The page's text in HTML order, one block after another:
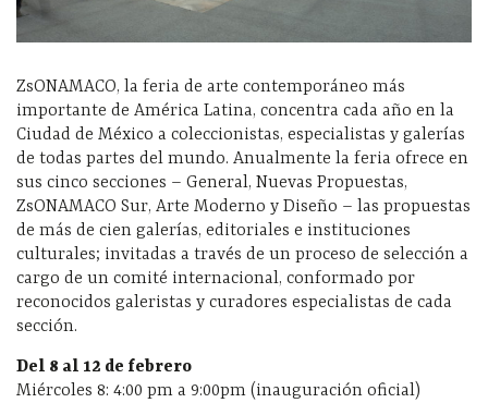
ZsONAMACO, la feria de arte contemporáneo más
importante de América Latina, concentra cada año en la
Ciudad de México a coleccionistas, especialistas y galerías
de todas partes del mundo. Anualmente la feria ofrece en
sus cinco secciones – General, Nuevas Propuestas,
ZsONAMACO Sur, Arte Moderno y Diseño – las propuestas
de más de cien galerías, editoriales e instituciones
culturales; invitadas a través de un proceso de selección a
cargo de un comité internacional, conformado por
reconocidos galeristas y curadores especialistas de cada
sección.
Del 8 al 12 de febrero
Miércoles 8: 4:00 pm a 9:00pm (inauguración oficial)